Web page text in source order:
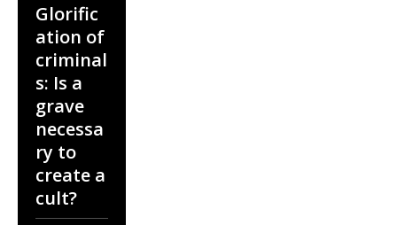
Glorific
ation of
criminal
s: Is a
grave
necessa
ry to
create a
cult?